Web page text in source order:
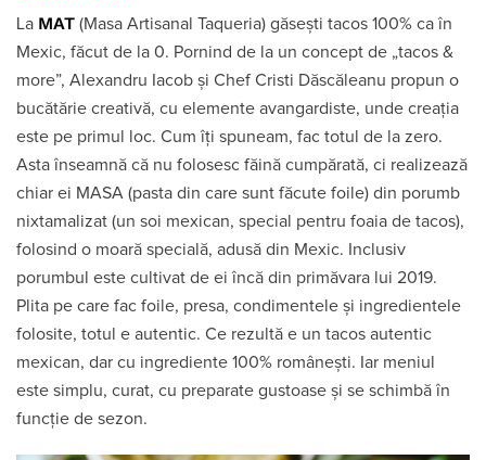
La MAT (Masa Artisanal Taqueria) găsești tacos 100% ca în
Mexic, făcut de la 0. Pornind de la un concept de „tacos &
more”, Alexandru Iacob și Chef Cristi Dăscăleanu propun o
bucătărie creativă, cu elemente avangardiste, unde creația
este pe primul loc. Cum îți spuneam, fac totul de la zero.
Asta înseamnă că nu folosesc făină cumpărată, ci realizează
chiar ei MASA (pasta din care sunt făcute foile) din porumb
nixtamalizat (un soi mexican, special pentru foaia de tacos),
folosind o moară specială, adusă din Mexic. Inclusiv
porumbul este cultivat de ei încă din primăvara lui 2019.
Plita pe care fac foile, presa, condimentele și ingredientele
folosite, totul e autentic. Ce rezultă e un tacos autentic
mexican, dar cu ingrediente 100% românești. Iar meniul
este simplu, curat, cu preparate gustoase și se schimbă în
funcție de sezon.